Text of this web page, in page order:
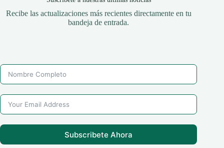
Recibe las actualizaciones más recientes directamente en tu
bandeja de entrada.
Subscribete Ahora